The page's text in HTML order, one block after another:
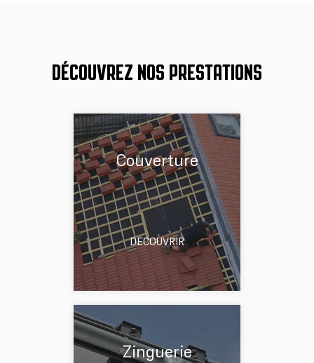
DÉCOUVREZ NOS PRESTATIONS
Couverture
DECOUVRIR
Zinguerie